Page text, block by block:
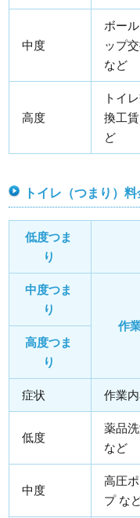
中度
ボー
ップ
など
高度
トイ
換工
ど
トイレ（つまり）
低度つま
り
中度つま
り
作
高度つま
り
症状 作業
低度
薬品
など
中度
高圧
プ な